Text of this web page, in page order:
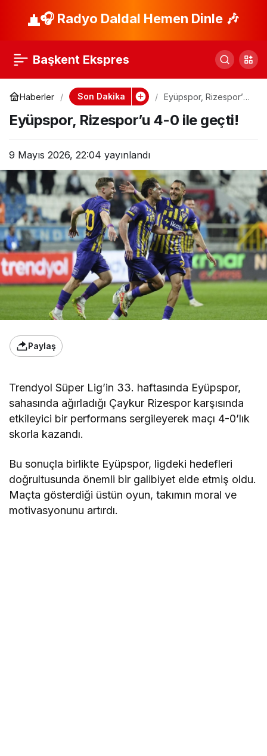
🎧 Radyo Daldal Hemen Dinle 🎶
Başkent Ekspres
Haberler Son Dakika
Eyüpspor, Rizespor’u
Eyüpspor, Rizespor’u 4-0 ile geçti!
9 Mayıs 2026, 22:04 yayınlandı
Paylaş
Trendyol Süper Lig’in 33. haftasında Eyüpspor,
sahasında ağırladığı Çaykur Rizespor karşısında
etkileyici bir performans sergileyerek maçı 4-0’lık
skorla kazandı.
Bu sonuçla birlikte Eyüpspor, ligdeki hedefleri
doğrultusunda önemli bir galibiyet elde etmiş oldu.
Maçta gösterdiği üstün oyun, takımın moral ve
motivasyonunu artırdı.
Okan Buruk’tan
hedefi!
Paylaş